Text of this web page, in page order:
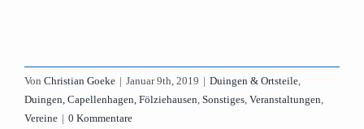
Von Christian Goeke | Januar 9th, 2019 | Duingen & Ortsteile,
Duingen, Capellenhagen, Fölziehausen, Sonstiges, Veranstaltungen,
Vereine | 0 Kommentare